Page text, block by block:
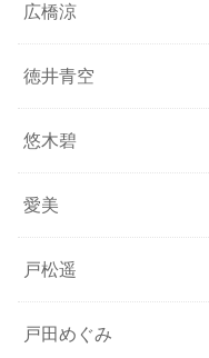
広橋涼
徳井青空
悠木碧
愛美
戸松遥
戸田めぐみ